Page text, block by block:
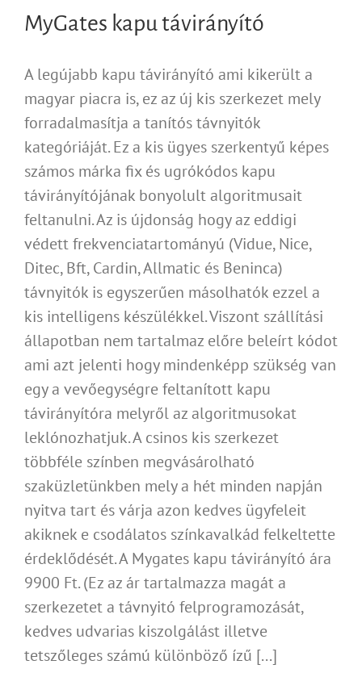
MyGates kapu távirányító
A legújabb kapu távirányító ami kikerült a
magyar piacra is, ez az új kis szerkezet mely
forradalmasítja a tanítós távnyitók
kategóriáját. Ez a kis ügyes szerkentyű képes
számos márka fix és ugrókódos kapu
távirányítójának bonyolult algoritmusait
feltanulni. Az is újdonság hogy az eddigi
védett frekvenciatartományú (Vidue, Nice,
Ditec, Bft, Cardin, Allmatic és Beninca)
távnyitók is egyszerűen másolhatók ezzel a
kis intelligens készülékkel. Viszont szállítási
állapotban nem tartalmaz előre beleírt kódot
ami azt jelenti hogy mindenképp szükség van
egy a vevőegységre feltanított kapu
távirányítóra melyről az algoritmusokat
leklónozhatjuk. A csinos kis szerkezet
többféle színben megvásárolható
szaküzletünkben mely a hét minden napján
nyitva tart és várja azon kedves ügyfeleit
akiknek e csodálatos színkavalkád felkeltette
érdeklődését. A Mygates kapu távirányító ára
9900 Ft. (Ez az ár tartalmazza magát a
szerkezetet a távnyitó felprogramozását,
kedves udvarias kiszolgálást illetve
tetszőleges számú különböző ízű [...]